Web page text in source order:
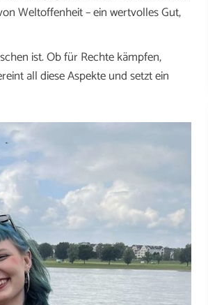
Weltoffenheit – ein wertvolles Gut,
ist. Ob für Rechte kämpfen,
all diese Aspekte und setzt ein